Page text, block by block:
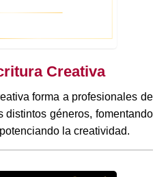
Creativa
forma a profesionales de
distintos géneros, fomentando
la creatividad.